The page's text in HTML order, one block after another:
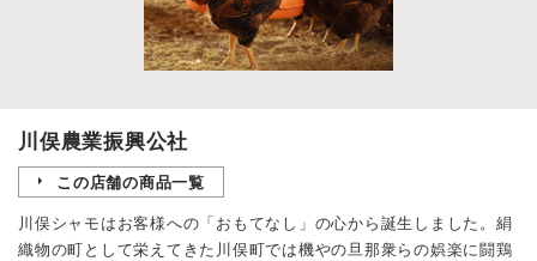
川俣農業振興公社
この店舗の商品一覧
川俣シャモはお客様への「おもてなし」の心から誕生しました。絹
織物の町として栄えてきた川俣町では機やの旦那衆らの娯楽に闘鶏